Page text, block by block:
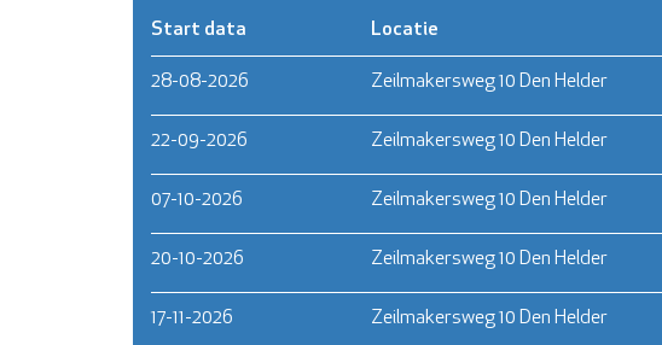
Start data
28-08-2026
Locatie
Zeilmakersweg 10 Den Helder
22-09-2026 Zeilmakersweg 10 Den Helder
07-10-2026 Zeilmakersweg 10 Den Helder
20-10-2026 Zeilmakersweg 10 Den Helder
17-11-2026 Zeilmakersweg 10 Den Helder